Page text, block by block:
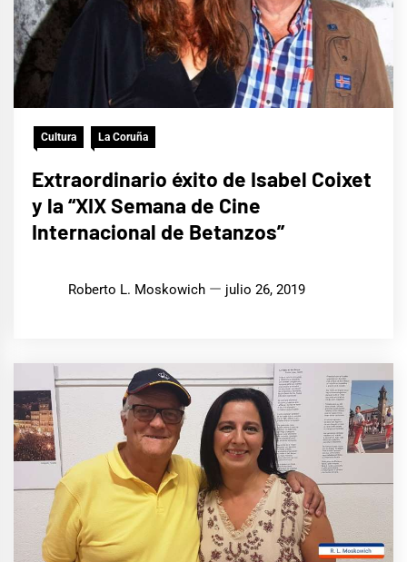
Cultura La Coruña
Extraordinario éxito de Isabel Coixet
y la “XIX Semana de Cine
Internacional de Betanzos”
Roberto L. Moskowich julio 26, 2019